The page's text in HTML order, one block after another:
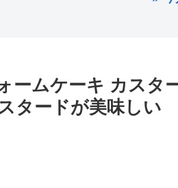
ームケーキ カスタ
タードが美味しい